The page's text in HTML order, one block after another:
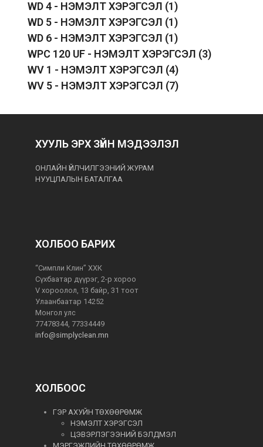
WD 4 - НЭМЭЛТ ХЭРЭГСЭЛ (1)
WD 5 - НЭМЭЛТ ХЭРЭГСЭЛ (1)
WD 6 - НЭМЭЛТ ХЭРЭГСЭЛ (1)
WPC 120 UF - НЭМЭЛТ ХЭРЭГСЭЛ (3)
WV 1 - НЭМЭЛТ ХЭРЭГСЭЛ (4)
WV 5 - НЭМЭЛТ ХЭРЭГСЭЛ (7)
ХУУЛЬ ЭРХ ЗҮЙН МЭДЭЭЛЭЛ
ОНЛАЙН ҮЙЛЧИЛГЭЭНИЙ ЖУРАМ
НУУЦЛАЛЫН БАТАЛГАА
ХОЛБОО БАРИХ
“Симпли Клин” ХХК
Сүхбаатар дүүрэг, 2-р хороо
V хороолол, 13 байр, 31 тоот
Улаанбаатар 14252
Монгол улс
77478344, 77334449
info@simplyclean.mn
ХОЛБООС
ГЭР АХУЙН ТӨХӨӨРӨМЖ
НЭМЭЛТ ХЭРЭГСЭЛ
ЦЭВЭРЛЭГЭЭНИЙ БЭЛДМЭЛ